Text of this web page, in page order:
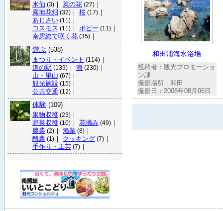
水仙 (3) ｜ 菜の花 (27) ｜
露地花畑 (32) ｜ 桜 (17) ｜
あじさい (11) ｜
コスモス (11) ｜ ポピー (11) ｜
南房総で咲く花 (35) ｜
遊ぶ (538)
まつり・イベント (114) ｜
道の駅 (139) ｜ 海 (230) ｜
山・里山 (67) ｜
観光施設 (15) ｜
公共交通 (12) ｜
体験 (109)
果物収穫 (23) ｜
野菜収穫 (10) ｜ 花摘み (49) ｜
農業 (2) ｜ 漁業 (8) ｜
酪農 (1) ｜ クッキング (7) ｜
手作り・工芸 (7) ｜
和田浦海水浴場
投稿者：観光プロモーショ
ン課
撮影場所：和田
撮影日：2008年08月06日